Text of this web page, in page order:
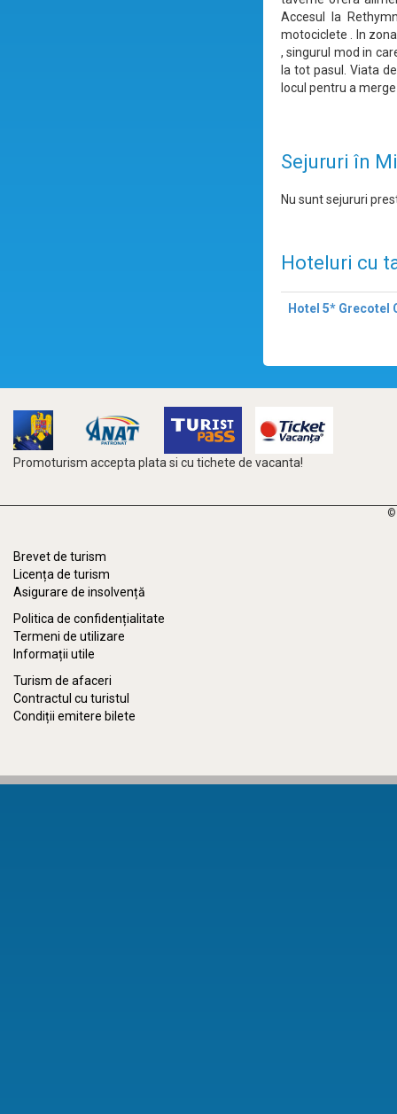
Accesul la
motociclete . In
, singurul mod in
la tot pasul. Viata
locul pentru a merge
Sejururi în
Nu sunt sejururi
Hoteluri cu
Hotel 5* Grecotel
Promoturism accepta plata si cu tichete de vacanta!
©
Brevet de turism
Licența de turism
Asigurare de insolvență
Politica de confidențialitate
Termeni de utilizare
Informații utile
Turism de afaceri
Contractul cu turistul
Condiții emitere bilete